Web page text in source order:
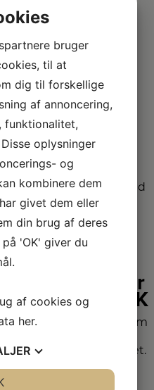
udvalgte produkter
Stort
sortiment
Vi har et af Danmarks
største sortimenter med
alle de kendte
varemærker.
dækker
hele DK
Vælg mellem
forhandlere i hele landet.
bruger
til at
dig til forskellige
af annoncering,
funktionalitet,
oplysninger
og
kombinere dem
givet dem eller
din brug af deres
'OK' giver du
af cookies og
her.